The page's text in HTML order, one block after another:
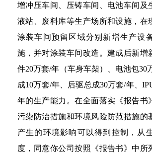
增冲压车间、压铸车间、电池车间及
液站、废料库等生产场所和设施，在
涂装车间预留区域分别新增生产设
施，并对涂装车间改造。建成后新增
件20万套/年（车身车架）、电池包30
成10万套/年、后驱总成30万套/年、
年的生产能力。在全面落实《报告书
污染防治措施和环境风险防范措施的
产生的环境影响可以得到控制，从
度，同意你公司按照《报告书》中所